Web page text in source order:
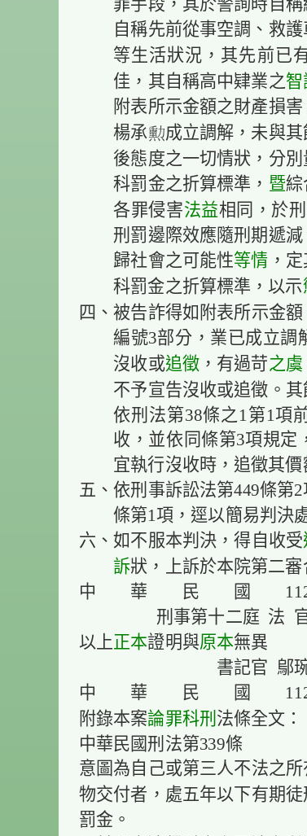
罪手段，其於警詢時自
自稱先前從事空調、救
等生活狀況，其先前已
佳，其自稱高中肄業之智
附表所示金額之財產損害
楊承成立調解，未與其
後態度之一切情狀，分
科罰金之折算標準， 暨綜
各罪侵害法益相同，於
刑罰邊際效應隨刑期遞
歸社會之可能性等情 ，
科罰金之折算標準，以示
四、被告詐得如附表所示金額
編號3部分，業已成立調
沒收或追徵 ，有過苛之虞
不予宣告沒收或追徵。
依刑法第38條之1第1項
收，並依同條第3項規定
宜執行沒收時，追徵其價
五、依刑事訴訟法第449條第
條第1項，逕以簡易判決
六、如不服本判決，得自收受
訴狀，上訴於本院第二
中 華 民 國
刑事第十二庭 法 官
以上 正本證明與原本無異
書記官 鄔琬
中 華 民 國
附錄本案論罪科刑 法條全文：
中華民國刑法第339條
意圖為自己或第三人不法之
物交付者，處五年以下有期徒
罰金。